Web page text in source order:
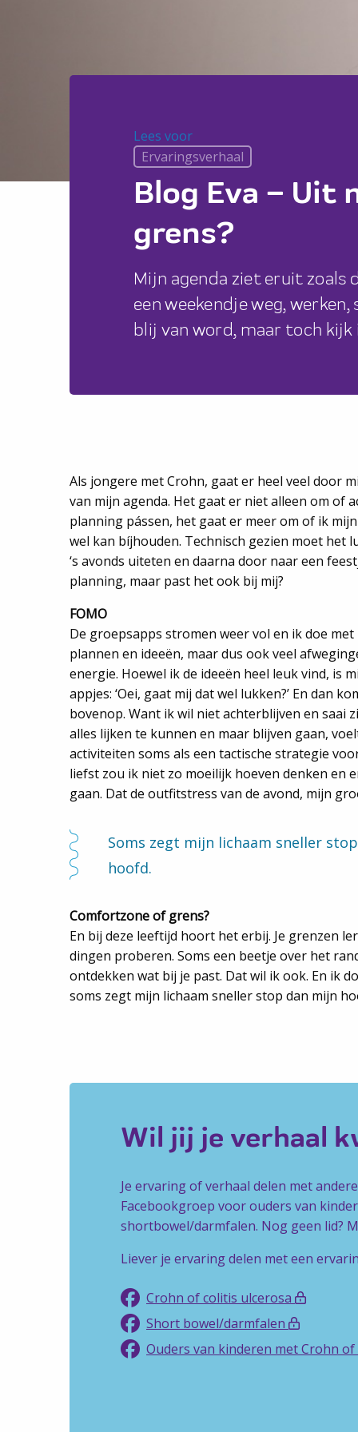
Lees voorLees voor
Ervaringsverhaal
Blog Eva –
grens?
Mijn agenda ziet eruit zoals
een weekendje weg,
blij van word, maar toch kijk
Als jongere met Crohn, gaat er heel veel door
van mijn agenda. Het gaat er niet alleen om of
planning pássen, het gaat er meer om of ik
wel kan bíjhouden. Technisch gezien moet het
‘s avonds uiteten en daarna door naar een
planning, maar past het ook bij mij?
FOMO
De groepsapps stromen weer vol en ik doe met
plannen en ideeën, maar dus ook veel
energie. Hoewel ik de ideeën heel leuk vind, is
appjes: ‘Oei, gaat mij dat wel lukken?’ En dan
bovenop. Want ik wil niet achterblijven en saai
alles lijken te kunnen en maar blijven gaan,
activiteiten soms als een tactische strategie
liefst zou ik niet zo moeilijk hoeven denken en
gaan. Dat de outfitstress van de avond, mijn
Soms zegt mijn lichaam sneller
hoofd.
Comfortzone of grens?
En bij deze leeftijd hoort het erbij. Je grenzen
dingen proberen. Soms een beetje over het
ontdekken wat bij je past. Dat wil ik ook. En ik
soms zegt mijn lichaam sneller stop dan mijn
Wil jij je verhaal
Je ervaring of verhaal delen met
Facebookgroep voor ouders van
shortbowel/darmfalen. Nog geen lid?
Liever je ervaring delen met een
Crohn of colitis ulcerosa
Short bowel/darmfalen
Ouders van kinderen met Crohn